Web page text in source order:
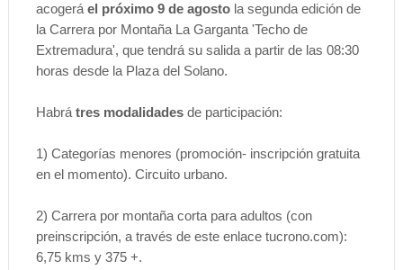
acogeráel próximo 9 de agostola segunda edición de
la Carrera por Montaña La Garganta 'Techo de
Extremadura', que tendrá su salida a partir de las 08:30
horas desde la Plaza del Solano.
Habrátres modalidadesde participación:
1) Categorías menores (promoción- inscripción gratuita
en el momento). Circuito urbano.
2) Carrera por montaña corta para adultos (con
preinscripción, a través de este enlace tucrono.com):
6,75 kms y 375 +.